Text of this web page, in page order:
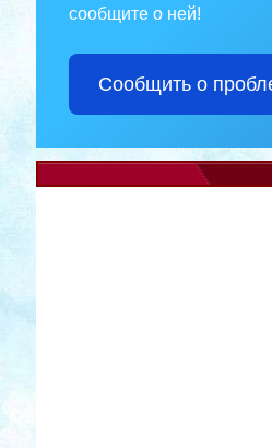
сообщите о ней!
Сообщить о